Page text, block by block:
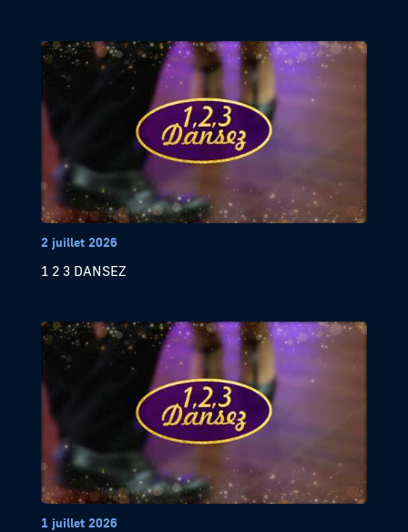
2 juillet 2026
1 2 3 DANSEZ
1 juillet 2026